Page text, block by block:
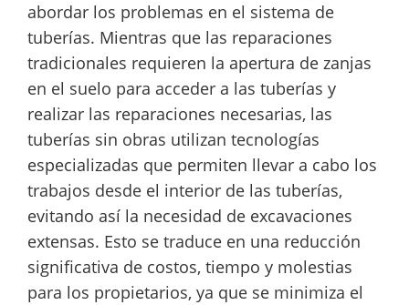
abordar los problemas en el sistema de
tuberías. Mientras que las reparaciones
tradicionales requieren la apertura de zanjas
en el suelo para acceder a las tuberías y
realizar las reparaciones necesarias, las
tuberías sin obras utilizan tecnologías
especializadas que permiten llevar a cabo los
trabajos desde el interior de las tuberías,
evitando así la necesidad de excavaciones
extensas. Esto se traduce en una reducción
significativa de costos, tiempo y molestias
para los propietarios, ya que se minimiza el